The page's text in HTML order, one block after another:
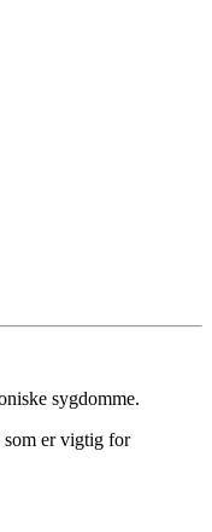
sygdomme.
som er vigtig for